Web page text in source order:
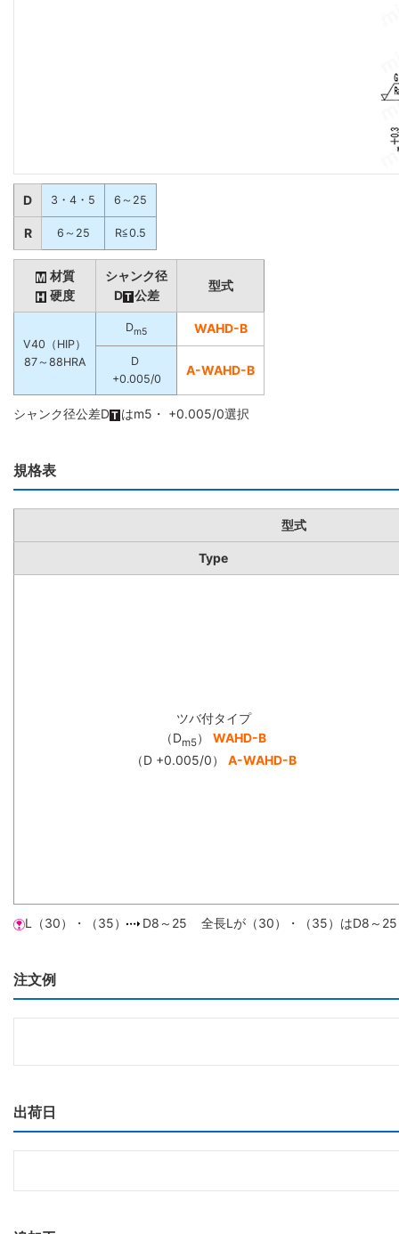
D 3・4・5 6～25
R 6～25 R≦0.5
材質
硬度
シャンク径
D
公差
型式
V40（HIP）
87～88HRA
Dm5 WAHD-B
D
+0.005/0
A-WAHD-B
シャンク径公差D はm5・ +0.005/0選択
規格表
型式
Type
ツバ付タイプ
（Dm5） WAHD-B
（D +0.005/0） A-WAHD-B
L（30）・（35） D8～25 全長Lが（30）・（35）はD8～25
注文例
出荷日